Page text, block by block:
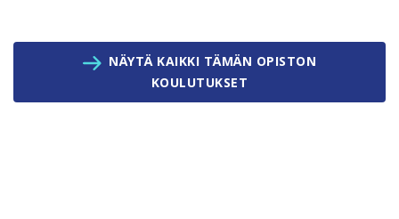
NÄYTÄ KAIKKI TÄMÄN OPISTON
KOULUTUKSET